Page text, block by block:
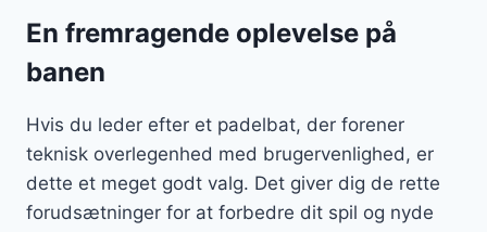
En fremragende oplevelse på
banen
Hvis du leder efter et padelbat, der forener
teknisk overlegenhed med brugervenlighed, er
dette et meget godt valg. Det giver dig de rette
forudsætninger for at forbedre dit spil og nyde